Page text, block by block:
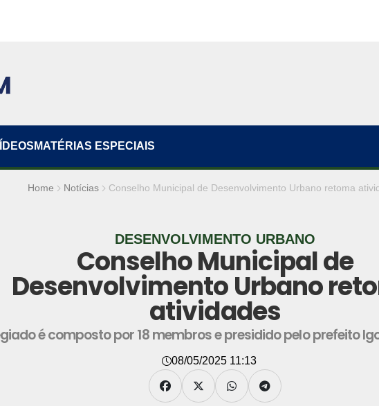
MATÉRIAS ESPECIAIS
Home Notícias Conselho Municipal de Desenvolvimento Urbano retoma
DESENVOLVIMENTO URBANO
Conselho Municipal de
Desenvolvimento Urbano
atividades
é composto por 18 membros e presidido pelo prefeito
08/05/2025 11:13